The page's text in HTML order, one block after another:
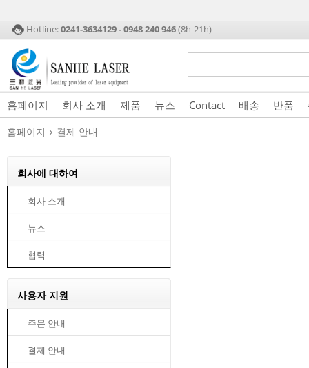
Hotline:0241-3634129 - 0948 240 946(8h-21h)
홈페이지 회사 소개 제품 뉴스 Contact 배송 반품
홈페이지 › 결제 안내
회사에 대하여
회사 소개
뉴스
협력
사용자 지원
주문 안내
결제 안내